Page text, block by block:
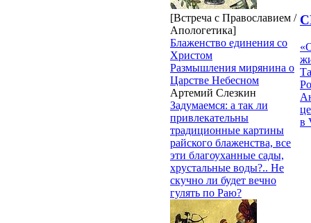
[Встреча с Православием /
Апологетика]
Блаженство единения со
Христом
Размышления мирянина о
Царстве Небесном
Артемий Слезкин
Задумаемся: а так ли
привлекательны
традиционные картины
райского блаженства, все
эти благоуханные сады,
хрустальные воды?.. Не
скучно ли будет вечно
гулять по Раю?
в